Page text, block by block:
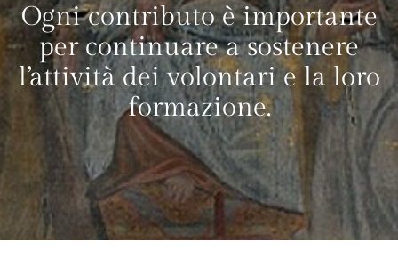
Ogni contributo è importante
per continuare a sostenere
l’attività dei volontari e la loro
formazione.